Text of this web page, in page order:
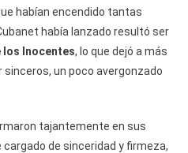
habían encendido tantas
había lanzado resultó ser
los Inocentes, lo que dejó a más
sinceros, un poco avergonzado
tajantemente en sus
de sinceridad y firmeza,